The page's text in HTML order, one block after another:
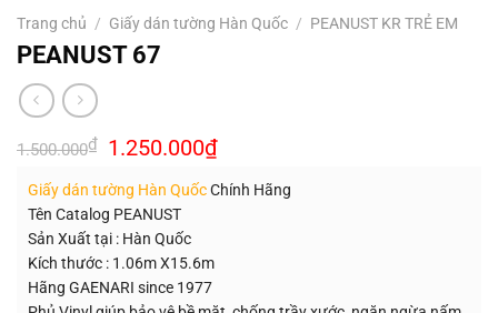
Trang chủ / Giấy dán tường Hàn Quốc / PEANUST KR TRẺ EM
PEANUST 67
1.500.000₫ Giá
gốc
1.500.000₫.
1.250.000₫Giá
hiện
là:
Giấy dán tường Hàn QuốcChính Hãng
Tên Catalog PEANUST
Sản Xuất tại : Hàn Quốc
Kích thước : 1.06m X15.6m
Hãng GAENARI since 1977